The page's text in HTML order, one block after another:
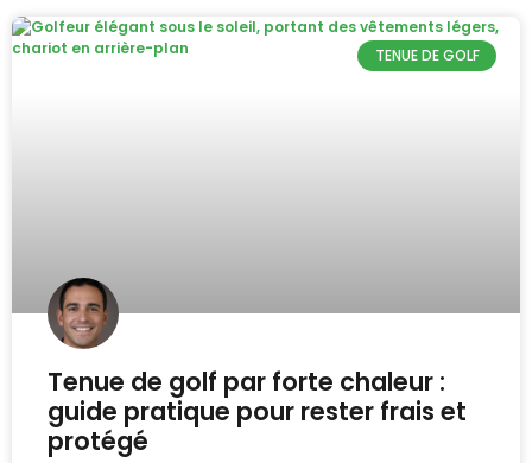
TENUE DE GOLF
Tenue de golf par forte chaleur :
guide pratique pour rester frais et
protégé